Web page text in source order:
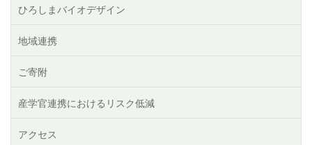
ひろしまバイオデザイン
地域連携
ご寄附
産学官連携におけるリスク低減
アクセス